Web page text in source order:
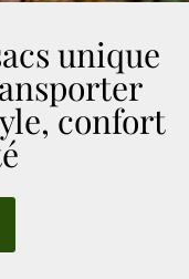
unique
confort